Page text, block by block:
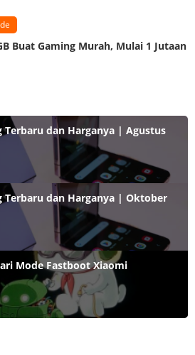
Buat Gaming Murah, Mulai 1 Jutaan
Terbaru dan Harganya | Agustus
Terbaru dan Harganya | Oktober
Mode Fastboot Xiaomi